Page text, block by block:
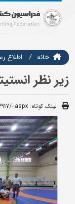
خانه اطلاع
زیر نظر
لینک کوتاه: .aspx